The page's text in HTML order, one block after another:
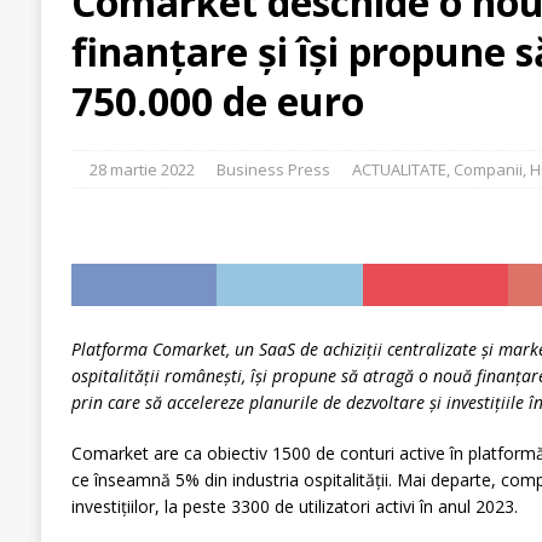
[ 29 iulie 2026 ] CITR – Insolvențele din
sunt în risc financiar
finanțare și își propune
750.000 de euro
28 martie 2022 Business Press ACTUALITATE, Companii,
Platforma Comarket, un SaaS de achiziții centralizate și
ospitalității românești, își propune să atragă o nouă
prin care să accelereze planurile de dezvoltare și investițiile
Comarket are ca obiectiv 1500 de conturi active în
ce înseamnă 5% din industria ospitalității. Mai departe,
investițiilor, la peste 3300 de utilizatori activi în anul 2023.